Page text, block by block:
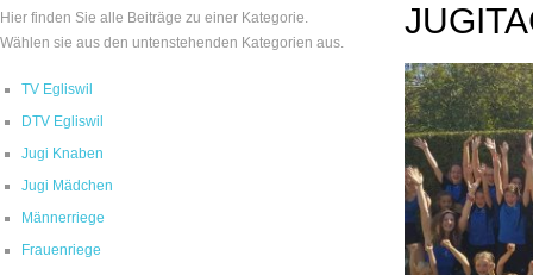
Hier finden Sie alle Beiträge zu einer Kategorie.
Wählen sie aus den untenstehenden Kategorien aus.
TV Egliswil
DTV Egliswil
Jugi Knaben
Jugi Mädchen
Männerriege
Frauenriege